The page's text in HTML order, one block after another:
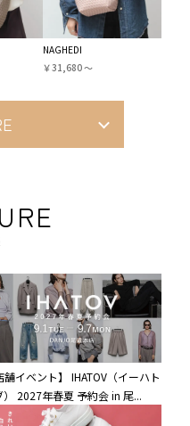
NAGHEDI
￥31,680 〜
舗イベント】 IHATOV（イーハト
） 2027年春夏 予約会 in 尾...